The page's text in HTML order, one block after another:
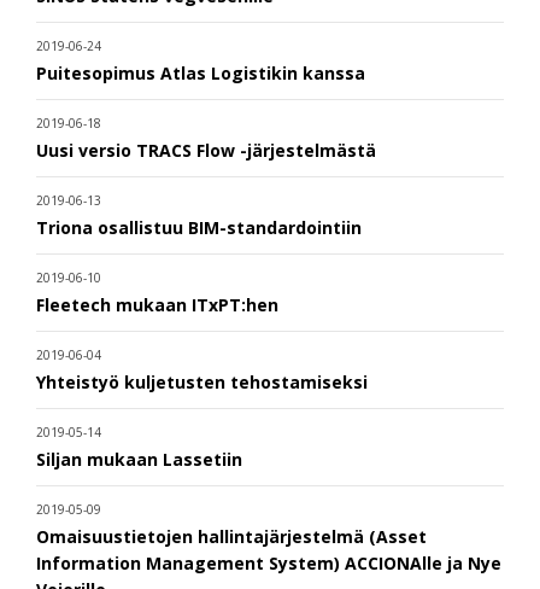
2019-06-24
Puitesopimus Atlas Logistikin kanssa
2019-06-18
Uusi versio TRACS Flow -järjestelmästä
2019-06-13
Triona osallistuu BIM-standardointiin
2019-06-10
Fleetech mukaan ITxPT:hen
2019-06-04
Yhteistyö kuljetusten tehostamiseksi
2019-05-14
Siljan mukaan Lassetiin
2019-05-09
Omaisuustietojen hallintajärjestelmä (Asset
Information Management System) ACCIONAlle ja Nye